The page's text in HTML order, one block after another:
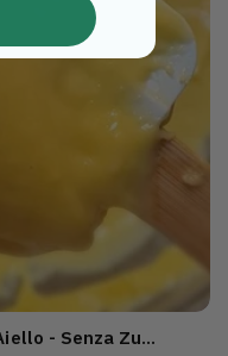
- Senza Zu...